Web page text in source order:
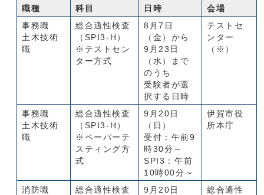
職種 科目 日時
会場
事務職
土木技術
職
総合適性検査
（SPI3-H）
※テストセン
ター方式
8月7日
（金）から
9月23日
（水）まで
のうち
受験者が選
択する日時
テストセ
ンター
（※）
事務職
土木技術
職
総合適性検査
（SPI3-H）
※ペーパーテ
スティング方
式
9月20日
（日）
受付：午前9
時30分～
SPI3：午前
10時00分～
伊賀市役
所本庁
消防職
総合適性検査
9月20日
総合適性